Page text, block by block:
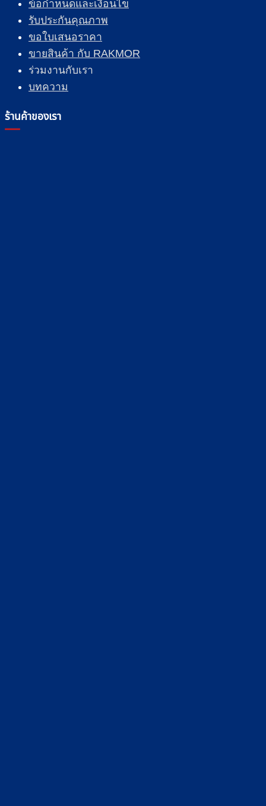
ข้อกำหนดและเงื่อนไข
รับประกันคุณภาพ
ขอใบเสนอราคา
ขายสินค้า กับ RAKMOR
ร่วมงานกับเรา
บทความ
ร้านค้าของเรา